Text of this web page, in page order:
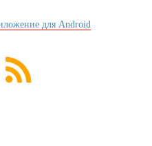
для Android